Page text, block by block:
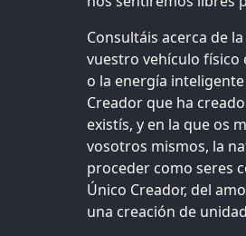
Consultáis acerca de
vuestro vehículo físico
o la energía
Creador que ha
existís, y en la que os
vosotros mismos, la
proceder como seres
Único Creador, del
una creación de